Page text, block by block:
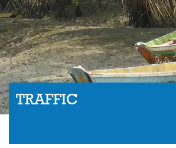
TRAFFIC